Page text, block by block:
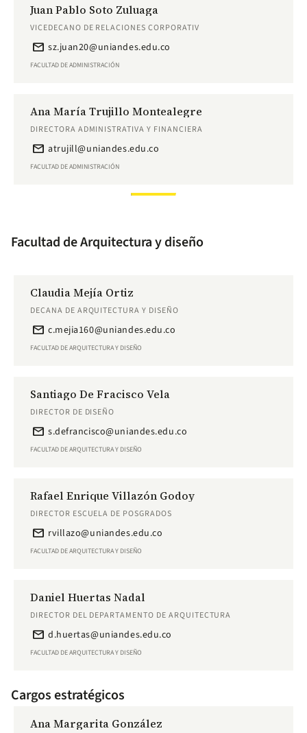
Juan Pablo Soto Zuluaga
VICEDECANO DE RELACIONES CORPORATIV
email sz.juan20@uniandes.edu.co
FACULTAD DE ADMINISTRACIÓN
Ana María Trujillo Montealegre
DIRECTORA ADMINISTRATIVA Y FINANCIERA
email atrujill@uniandes.edu.co
FACULTAD DE ADMINISTRACIÓN
Facultad de Arquitectura y diseño
Claudia Mejía Ortiz
DECANA DE ARQUITECTURA Y DISEÑO
email c.mejia160@uniandes.edu.co
FACULTAD DE ARQUITECTURA Y DISEÑO
Santiago De Fracisco Vela
DIRECTOR DE DISEÑO
email s.defrancisco@uniandes.edu.co
FACULTAD DE ARQUITECTURA Y DISEÑO
Rafael Enrique Villazón Godoy
DIRECTOR ESCUELA DE POSGRADOS
email rvillazo@uniandes.edu.co
FACULTAD DE ARQUITECTURA Y DISEÑO
Daniel Huertas Nadal
DIRECTOR DEL DEPARTAMENTO DE ARQUITECTURA
email d.huertas@uniandes.edu.co
FACULTAD DE ARQUITECTURA Y DISEÑO
Cargos estratégicos
Ana Margarita González